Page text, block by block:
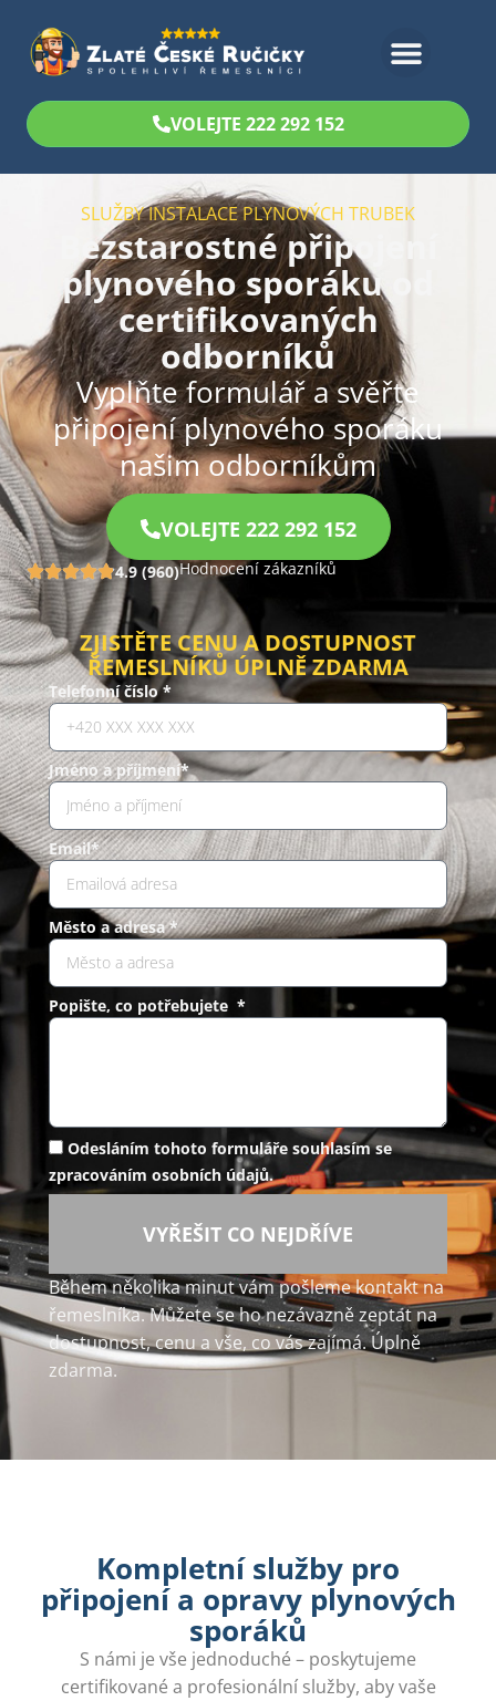
VOLEJTE 222 292 152
SLUŽBY INSTALACE PLYNOVÝCH TRUBEK
Bezstarostné připojení
plynového sporáku od
certifikovaných
odborníků
Vyplňte formulář a svěřte
připojení plynového sporáku
našim odborníkům
VOLEJTE 222 292 152
4.9 (960)Hodnocení zákazníků
ZJISTĚTE CENU A DOSTUPNOST
ŘEMESLNÍKŮ ÚPLNĚ ZDARMA
Telefonní číslo *
Jméno a příjmení*
Email*
Město a adresa *
Popište, co potřebujete *
Odesláním tohoto formuláře souhlasím se
zpracováním osobních údajů.
VYŘEŠIT CO NEJDŘÍVE
Během několika minut vám pošleme kontakt na
řemeslníka. Můžete se ho nezávazně zeptat na
dostupnost, cenu a vše, co vás zajímá. Úplně
zdarma.
Kompletní služby pro
připojení a opravy plynových
sporáků
S námi je vše jednoduché – poskytujeme
certifikované a profesionální služby, aby vaše